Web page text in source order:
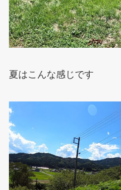
夏はこんな感じです